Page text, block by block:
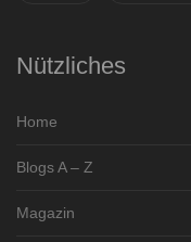
Nützliches
Home
Blogs A – Z
Magazin